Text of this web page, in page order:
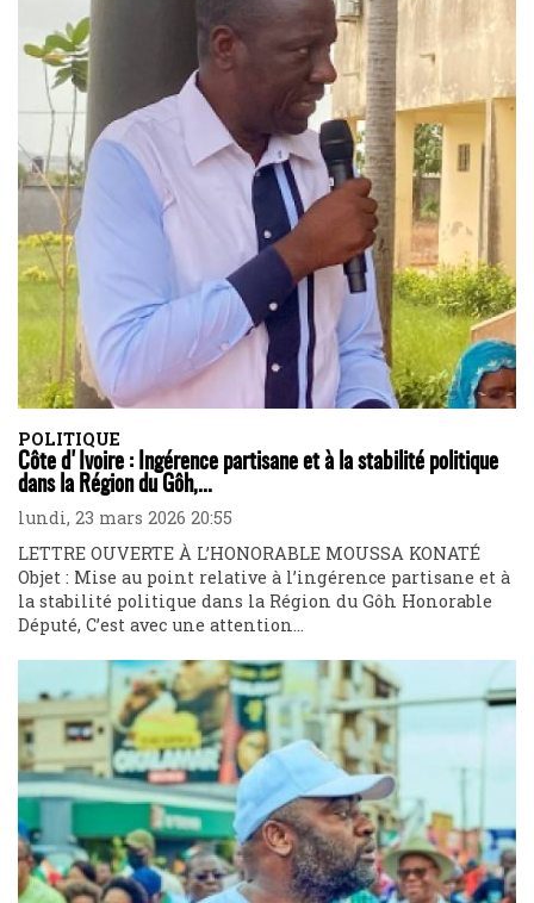
POLITIQUE
Côte d'Ivoire : Ingérence partisane et à la stabilité politique
dans la Région du Gôh,...
lundi, 23 mars 2026 20:55
LETTRE OUVERTE À L’HONORABLE MOUSSA KONATÉ
Objet : Mise au point relative à l’ingérence partisane et à
la stabilité politique dans la Région du Gôh Honorable
Député, C’est avec une attention...